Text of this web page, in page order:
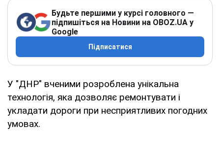
Будьте першими у курсі головного —
підпишіться на Новини на OBOZ.UA у
Google
Підписатися
У "ДНР" вченими розроблена унікальна
технологія, яка дозволяє ремонтувати і
укладати дороги при несприятливих погодних
умовах.